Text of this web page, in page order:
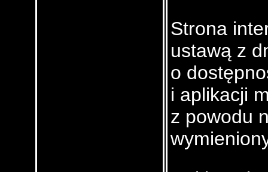
Strona
ustawą z
o
i aplikacji
z powodu